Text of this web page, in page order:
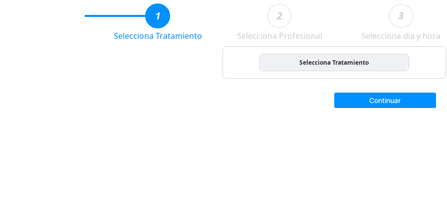
1
Selecciona Tratamiento
2
Selecciona Profesional
3
Selecciona dia y hora
Selecciona Tratamiento
Continuar